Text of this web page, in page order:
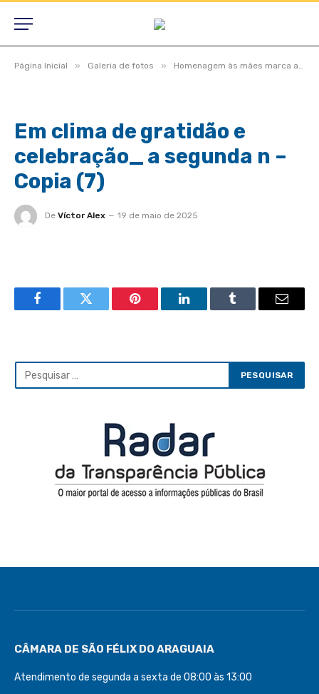
Página Inicial » Galeria de fotos » Homenagem às mães marca a segunda noite das comemorações pelos 49 anos de São Félix do Araguaia
Em clima de gratidão e
celebração_ a segunda n –
Copia (7)
De Víctor Alex 19 de maio de 2025
FacebookTwitter Pinterest LinkedInTumblr Email
CÂMARA DE SÃO FÉLIX DO ARAGUAIA
Atendimento de segunda a sexta de 08:00 às 13:00